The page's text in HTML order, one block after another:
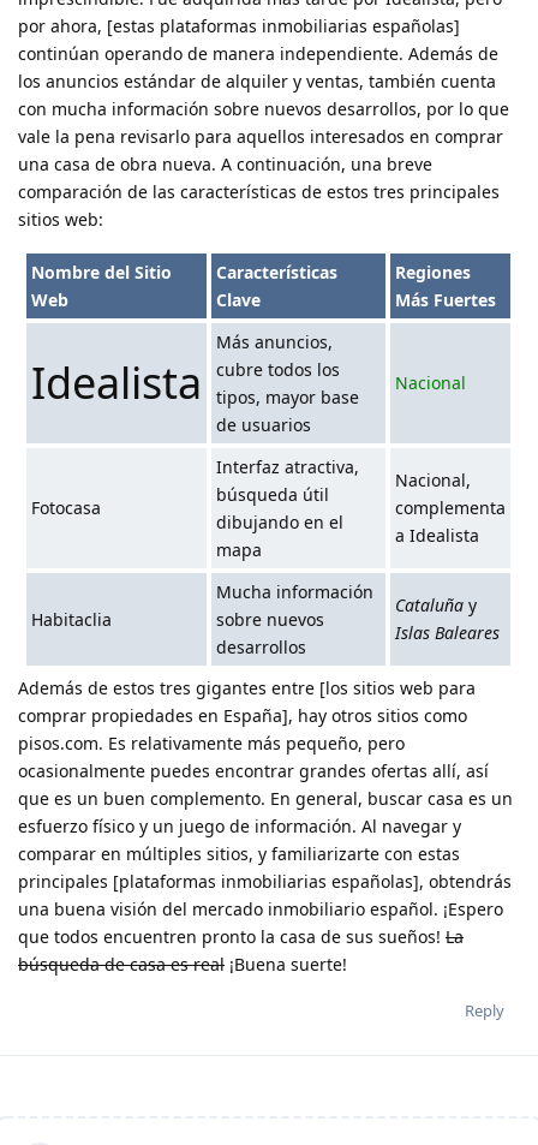
por ahora, [estas plataformas inmobiliarias españolas]
continúan operando de manera independiente. Además de
los anuncios estándar de alquiler y ventas, también cuenta
con mucha información sobre nuevos desarrollos, por lo que
vale la pena revisarlo para aquellos interesados en comprar
una casa de obra nueva. A continuación, una breve
comparación de las características de estos tres principales
sitios web:
Nombre del Sitio
Web
Características
Clave
Regiones
Más Fuertes
Idealista
Más anuncios,
cubre todos los
tipos, mayor base
de usuarios
Nacional
Fotocasa
Interfaz atractiva,
búsqueda útil
dibujando en el
mapa
Nacional,
complementa
a Idealista
Habitaclia
Mucha información
sobre nuevos
desarrollos
Cataluña y
Islas Baleares
Además de estos tres gigantes entre [los sitios web para
comprar propiedades en España], hay otros sitios como
pisos.com. Es relativamente más pequeño, pero
ocasionalmente puedes encontrar grandes ofertas allí, así
que es un buen complemento. En general, buscar casa es un
esfuerzo físico y un juego de información. Al navegar y
comparar en múltiples sitios, y familiarizarte con estas
principales [plataformas inmobiliarias españolas], obtendrás
una buena visión del mercado inmobiliario español. ¡Espero
que todos encuentren pronto la casa de sus sueños! La
búsqueda de casa es real ¡Buena suerte!
Reply